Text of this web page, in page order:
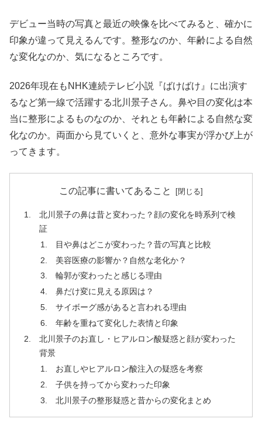
デビュー当時の写真と最近の映像を比べてみると、確かに
印象が違って見えるんです。整形なのか、年齢による自然
な変化なのか、気になるところです。
2026年現在もNHK連続テレビ小説『ばけばけ』に出演す
るなど第一線で活躍する北川景子さん。鼻や目の変化は本
当に整形によるものなのか、それとも年齢による自然な変
化なのか。両面から見ていくと、意外な事実が浮かび上が
ってきます。
この記事に書いてあること
北川景子の鼻は昔と変わった？顔の変化を時系列で検
証
目や鼻はどこが変わった？昔の写真と比較
美容医療の影響か？自然な老化か？
輪郭が変わったと感じる理由
鼻だけ変に見える原因は？
サイボーグ感があると言われる理由
年齢を重ねて変化した表情と印象
北川景子のお直し・ヒアルロン酸疑惑と顔が変わった
背景
お直しやヒアルロン酸注入の疑惑を考察
子供を持ってから変わった印象
北川景子の整形疑惑と昔からの変化まとめ